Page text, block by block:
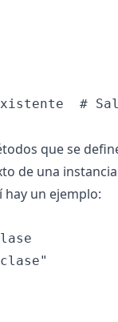
que se
de una
hay un ejemplo: